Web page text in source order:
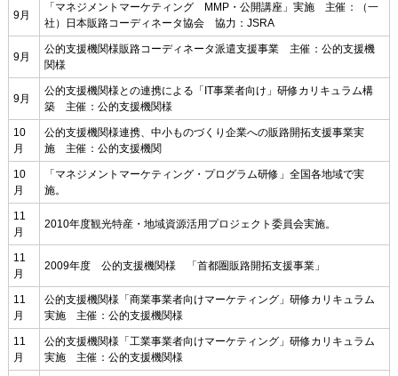
9月
「マネジメントマーケティング MMP・公開講座」実施 主催：（一
社）日本販路コーディネータ協会 協力：JSRA
9月
公的支援機関様販路コーディネータ派遣支援事業 主催：公的支援機
関様
9月
公的支援機関様との連携による「IT事業者向け」研修カリキュラム構
築 主催：公的支援機関様
10
月
公的支援機関様連携、中小ものづくり企業への販路開拓支援事業実
施 主催：公的支援機関
10
月
「マネジメントマーケティング・プログラム研修」全国各地域で実
施。
11
月
2010年度観光特産・地域資源活用プロジェクト委員会実施。
11
月
2009年度 公的支援機関様 「首都圏販路開拓支援事業」
11
月
公的支援機関様「商業事業者向けマーケティング」研修カリキュラム
実施 主催：公的支援機関様
11
月
公的支援機関様「工業事業者向けマーケティング」研修カリキュラム
実施 主催：公的支援機関様